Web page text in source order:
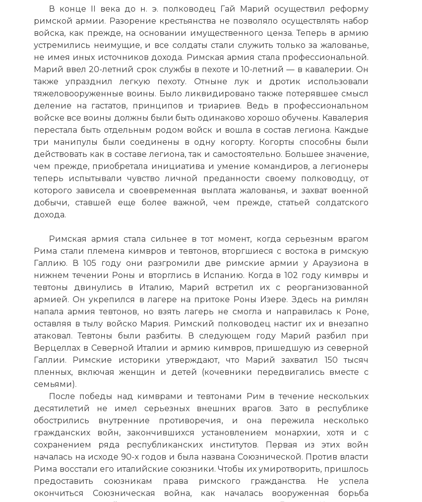
В конце II века до н. э. полководец Гай Марий осуществил реформу
римской армии. Разорение крестьянства не позволяло осуществлять набор
войска, как прежде, на основании имущественного ценза. Теперь в армию
устремились неимущие, и все солдаты стали служить только за жалованье,
не имея иных источников дохода. Римская армия стала профессиональной.
Марий ввел 20-летний срок службы в пехоте и 10-летний — в кавалерии. Он
также упразднил легкую пехоту. Отныне лук и дротик использовали
тяжеловооруженные воины. Было ликвидировано также потерявшее смысл
деление на гастатов, принципов и триариев. Ведь в профессиональном
войске все воины должны были быть одинаково хорошо обучены. Кавалерия
перестала быть отдельным родом войск и вошла в состав легиона. Каждые
три манипулы были соединены в одну когорту. Когорты способны были
действовать как в составе легиона, так и самостоятельно. Большее значение,
чем прежде, приобретала инициатива и умение командиров, а легионеры
теперь испытывали чувство личной преданности своему полководцу, от
которого зависела и своевременная выплата жалованья, и захват военной
добычи, ставшей еще более важной, чем прежде, статьей солдатского
дохода.
Римская армия стала сильнее в тот момент, когда серьезным врагом
Рима стали племена кимвров и тевтонов, вторгшиеся с востока в римскую
Галлию. В 105 году они разгромили две римские армии у Араузиона в
нижнем течении Роны и вторглись в Испанию. Когда в 102 году кимвры и
тевтоны двинулись в Италию, Марий встретил их с реорганизованной
армией. Он укрепился в лагере на притоке Роны Изере. Здесь на римлян
напала армия тевтонов, но взять лагерь не смогла и направилась к Роне,
оставляя в тылу войско Мария. Римский полководец настиг их и внезапно
атаковал. Тевтоны были разбиты. В следующем году Марий разбил при
Верцеллах в Северной Италии и армию кимвров, пришедшую из северной
Галлии. Римские историки утверждают, что Марий захватил 150 тысяч
пленных, включая женщин и детей (кочевники передвигались вместе с
семьями).
После победы над кимврами и тевтонами Рим в течение нескольких
десятилетий не имел серьезных внешних врагов. Зато в республике
обострились внутренние противоречия, и она пережила несколько
гражданских войн, закончившихся установлением монархии, хотя и с
сохранением ряда республиканских институтов. Первая из этих войн
началась на исходе 90-х годов и была названа Союзнической. Против власти
Рима восстали его италийские союзники. Чтобы их умиротворить, пришлось
предоставить союзникам права римского гражданства. Не успела
окончиться Союзническая война, как началась вооруженная борьба